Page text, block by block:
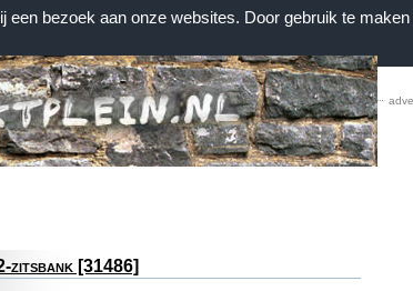
bezoek aan onze websites. Door gebruik te
Home | Contact | Favorieten
zitsbank [31486]